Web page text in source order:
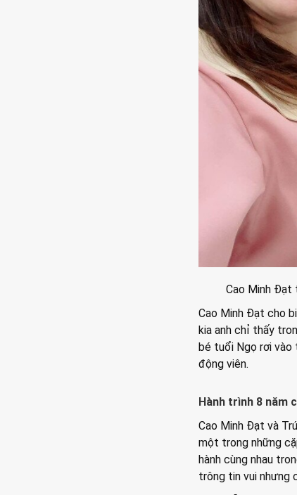
Cao Minh Đạt
Cao Minh Đạt cho
kia anh chỉ thấy
bé tuổi Ngọ rơi vào
động viên.
Hành trình 8 năm
Cao Minh Đạt và
một trong những
hành cùng nhau
trông tin vui nhưng